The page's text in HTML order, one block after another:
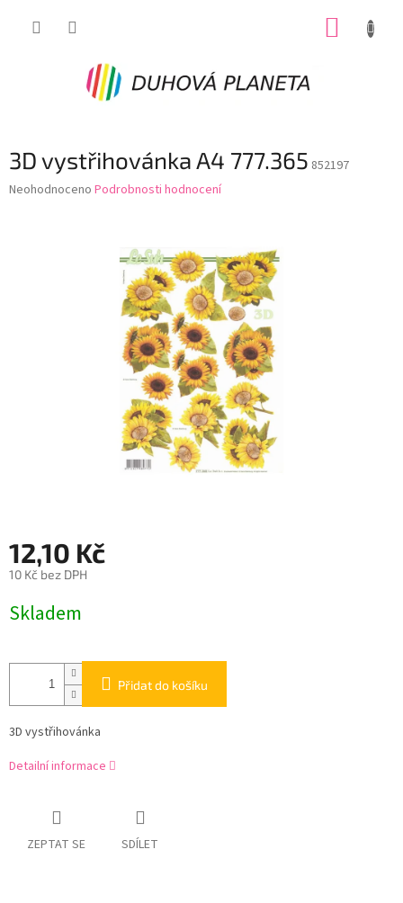
3D vystřihovánka A4 777.365 852197
Průměrné
Neohodnoceno Podrobnosti hodnocení
12,10 Kč
10 Kč bez DPH
cena:
Skladem
Přidat do košíku
3D vystřihovánka
Detailní informace
ZEPTAT SE SDÍLET